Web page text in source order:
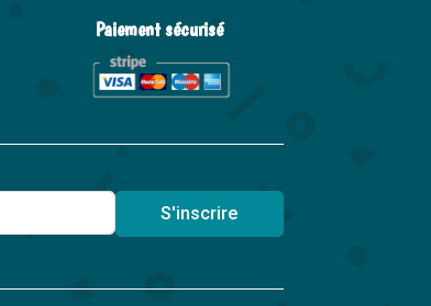
Paiement sécurisé
S'inscrire